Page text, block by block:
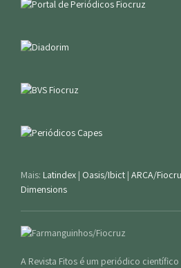
Mais: Latindex | Oasis/Ibict | ARCA/
Dimensions
A Revista Fitos é um periódico